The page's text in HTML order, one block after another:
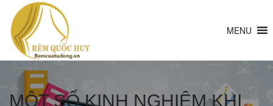
MENU
MỘT SỐ KINH NGHIỆM KHI